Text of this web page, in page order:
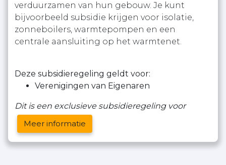
verduurzamen van hun gebouw. Je kunt
bijvoorbeeld subsidie krijgen voor isolatie,
zonneboilers, warmtepompen en een
centrale aansluiting op het warmtenet.
Deze subsidieregeling geldt voor:
Verenigingen van Eigenaren
Dit is een exclusieve subsidieregeling voor
Meer informatie